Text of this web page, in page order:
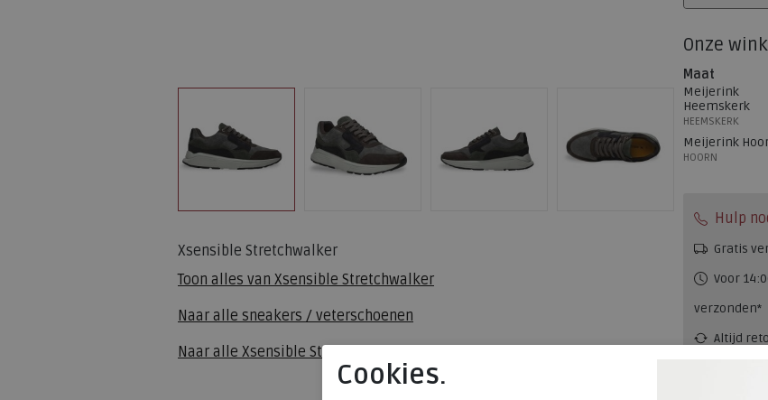
Xsensible Stretchwalker
Toon alles van Xsensible Stretchwalker
Naar alle sneakers / veterschoenen
Naar alle Xsensible Stretchwalker sneakers / veterschoenen
Onze
Maat
Meijerink
Heemskerk
HEEMSKERK
Meijerink
HOORN
Hulp
Gratis
Voor
verzonden*
Altijd
Cookies.